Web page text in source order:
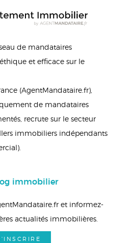
de mandataires
et efficace sur le
(AgentMandataire.fr),
de mandataires
recrute sur le secteur
immobiliers indépendants
immobilier
et informez-
actualités immobilières.